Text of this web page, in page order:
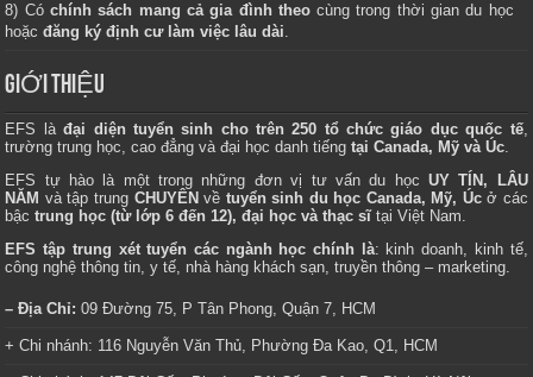
8) Cóchính sách mang cả gia đình theocùng trong thời gian du học
hoặcđăng ký định cư làm việc lâu dài.
GIỚI THIỆU
EFS làđại diện tuyển sinh cho trên 250 tổ chức giáo dục quốc tế,
trường trung học, cao đẳng và đại học danh tiếng tại Canada, Mỹ và Úc.
EFS tự hào là một trong những đơn vị tư vấn du học UY TÍN, LÂU
NĂM và tập trung CHUYÊN về tuyển sinh du học Canada, Mỹ, Úcở các
bậctrung học (từ lớp 6 đến 12), đại học và thạc sĩtại Việt Nam.
EFS tập trung xét tuyển các ngành học chính là: kinh doanh, kinh tế,
công nghệ thông tin, y tế, nhà hàng khách sạn, truyền thông – marketing.
– Địa Chỉ: 09 Đường 75, P Tân Phong, Quận 7, HCM
+ Chi nhánh: 116 Nguyễn Văn Thủ, Phường Đa Kao, Q1, HCM